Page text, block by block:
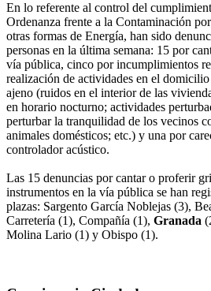
En lo referente al control del
Ordenanza frente a la Contaminación
otras formas de Energía, han sido
personas en la última semana: 15 por
vía pública, cinco por incumplimientos
realización de actividades en el
ajeno (ruidos en el interior de las
en horario nocturno; actividades
perturbar la tranquilidad de los vecinos
animales domésticos; etc.) y una por
controlador acústico.
Las 15 denuncias por cantar o proferir
instrumentos en la vía pública se han
plazas: Sargento García Noblejas (3),
Carretería (1), Compañía (1), Granada
Molina Lario (1) y Obispo (1).